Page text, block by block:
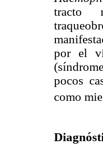
tracto
por el
pocos
como